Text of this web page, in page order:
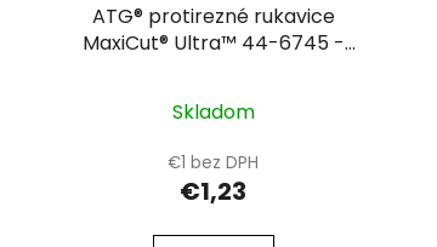
ATG® protirezné rukavice
MaxiCut® Ultra™ 44-6745 -
Skladom
€1 bez DPH
€1,23